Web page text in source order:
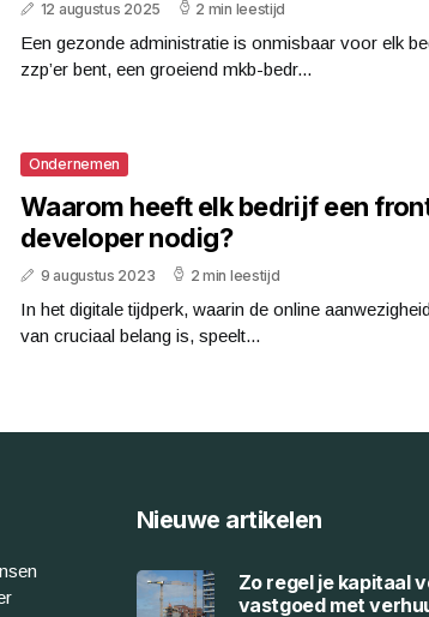
12 augustus 2025 2 min leestijd
Een gezonde administratie is onmisbaar voor elk
zzp’er bent, een groeiend mkb-bedr...
Ondernemen
Waarom heeft elk bedrijf een
developer nodig?
9 augustus 2023 2 min leestijd
In het digitale tijdperk, waarin de online
van cruciaal belang is, speelt...
Nieuwe artikelen
Zo regel je kapitaal
vastgoed met